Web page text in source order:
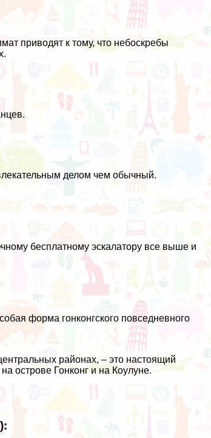
приводят к тому, что небоскребы
делом чем обычный.
бесплатному эскалатору все выше и
форма гонконгского повседневного
районах, – это настоящий
острове Гонконг и на Коулуне.